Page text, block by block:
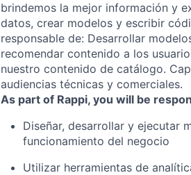
brindemos la mejor información y
datos, crear modelos y escribir
responsable de: Desarrollar
recomendar contenido a los
nuestro contenido de catálogo.
audiencias técnicas y comerciales.
As part of Rappi, you will be
Diseñar, desarrollar y ejecutar
funcionamiento del negocio
Utilizar herramientas de